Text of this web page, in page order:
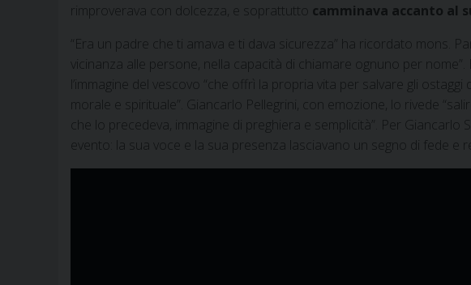
rimproverava con dolcezza, e soprattutto camminava accanto al
“Era un padre che ti amava e ti dava sicurezza” ha ricordato mons.
vicinanza alle persone, nella capacità di chiamare ognuno per
l’immagine del vescovo “che offrì la propria vita per salvare gli
morale e spirituale”. Giancarlo Pellegrini, con emozione, lo rivede
che lo precedeva, immagine di preghiera e semplicità”. Per Giancarlo
evento: la sua voce e la sua presenza lasciavano un segno di fede e